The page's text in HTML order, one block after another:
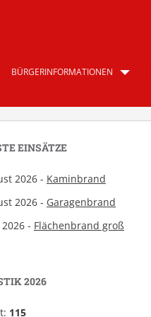
BÜRGERINFORMATIONEN
EINSÄTZE
2026 - Kaminbrand
2026 - Garagenbrand
- Flächenbrand groß
2026
115